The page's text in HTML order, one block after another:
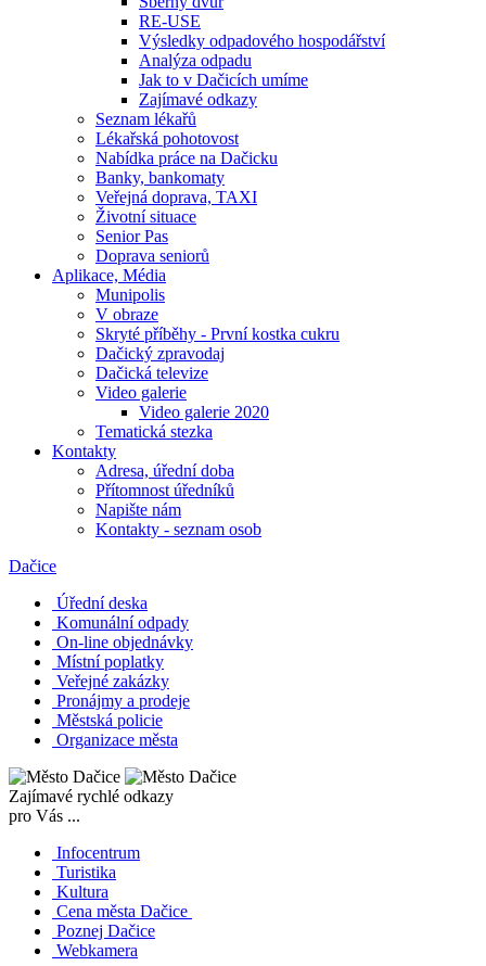
RE-USE
Výsledky odpadového hospodářství
Analýza odpadu
Jak to v Dačicích umíme
Zajímavé odkazy
Seznam lékařů
Lékařská pohotovost
Nabídka práce na Dačicku
Banky, bankomaty
Veřejná doprava, TAXI
Životní situace
Senior Pas
Doprava seniorů
Aplikace, Média
Munipolis
V obraze
Skryté příběhy - První kostka cukru
Dačický zpravodaj
Dačická televize
Video galerie
Video galerie 2020
Tematická stezka
Kontakty
Adresa, úřední doba
Přítomnost úředníků
Napište nám
Kontakty - seznam osob
Dačice
Úřední deska
Komunální odpady
On-line objednávky
Místní poplatky
Veřejné zakázky
Pronájmy a prodeje
Městská policie
Organizace města
Zajímavé rychlé odkazy
pro Vás ...
Infocentrum
Turistika
Kultura
Cena města Dačice
Poznej Dačice
Webkamera